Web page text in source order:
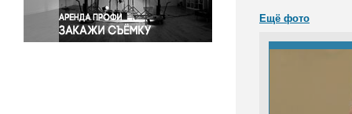
Экономика и бизнес
Ещё фото